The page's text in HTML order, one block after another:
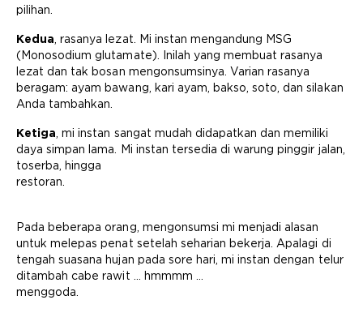
pilihan.
Kedua , rasanya lezat. Mi instan mengandung MSG
(Monosodium glutamate). Inilah yang membuat rasanya
lezat dan tak bosan mengonsumsinya. Varian rasanya
beragam: ayam bawang, kari ayam, bakso, soto, dan silakan
Anda tambahkan.
Ketiga , mi instan sangat mudah didapatkan dan memiliki
daya simpan lama. Mi instan tersedia di warung pinggir jalan,
toserba, hingga
restoran.
Pada beberapa orang, mengonsumsi mi menjadi alasan
untuk melepas penat setelah seharian bekerja. Apalagi di
tengah suasana hujan pada sore hari, mi instan dengan telur
ditambah cabe rawit … hmmmm …
menggoda.